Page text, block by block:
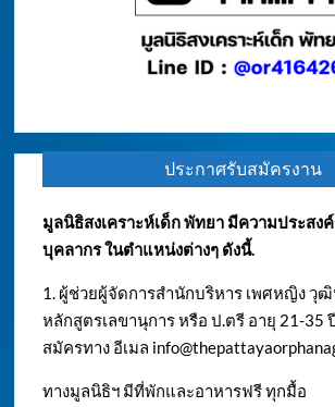
ประกาศรับสมัครงาน
มูลนิธิสงเคราะห์เด็ก พัทยา มีความประสง
บุคลากร ในตำแหน่งต่างๆ ดังนี้.
1. ผู้ช่วยผู้จัดการสำนักบริหาร เพศหญิง วุ
หลักสูตรเลขานุการ หรือ ป.ตรี อายุ 21-35
สมัครทาง อีเมล
ทางมูลนิธิฯ มีที่พักและอาหารฟรี ทุกมื้อ